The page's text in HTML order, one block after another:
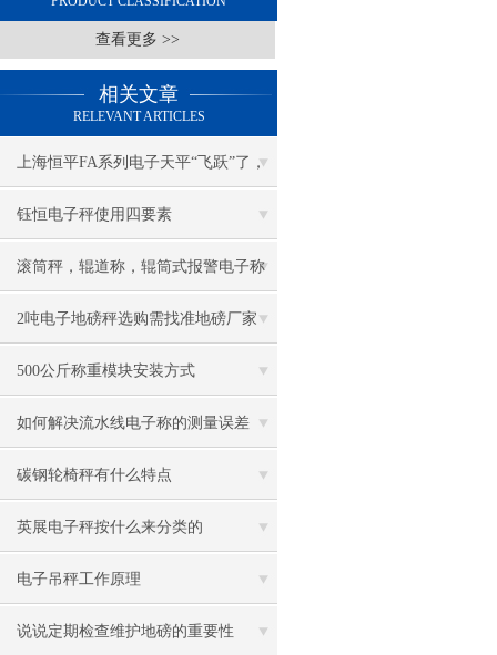
查看更多 >>
相关文章
RELEVANT ARTICLES
上海恒平FA系列电子天平“飞跃”了，
新款上市，老款*
钰恒电子秤使用四要素
滚筒秤，辊道称，辊筒式报警电子称
慨述
2吨电子地磅秤选购需找准地磅厂家
500公斤称重模块安装方式
如何解决流水线电子称的测量误差
碳钢轮椅秤有什么特点
英展电子秤按什么来分类的
电子吊秤工作原理
说说定期检查维护地磅的重要性